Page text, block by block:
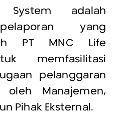
System adalah
yang
PT MNC Life
memfasilitasi
pelanggaran
Manajemen,
Pihak Eksternal.